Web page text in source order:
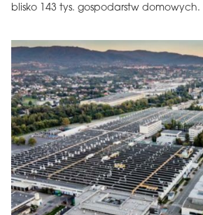
blisko 143 tys. gospodarstw domowych.